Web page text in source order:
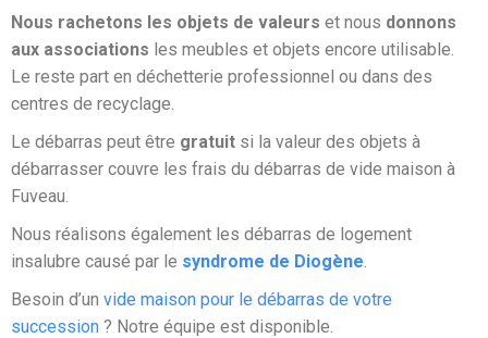
Nous rachetons les objets de valeurs et nous donnons
aux associations les meubles et objets encore utilisable.
Le reste part en déchetterie professionnel ou dans des
centres de recyclage.
Le débarras peut être gratuit si la valeur des objets à
débarrasser couvre les frais du débarras de vide maison à
Fuveau.
Nous réalisons également les débarras de logement
insalubre causé par le syndrome de Diogène
Besoin d’un vide maison pour le débarras de votre
succession ? Notre équipe est disponible.